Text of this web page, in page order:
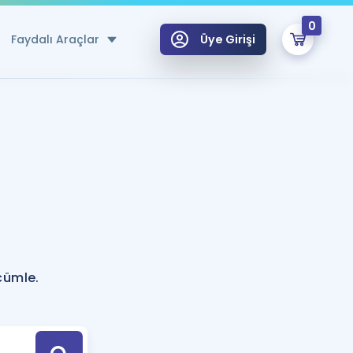
Faydalı Araçlar
Hesaplama Aracı
için Öneriler
Tek Takvimde
Üye Girişi
0